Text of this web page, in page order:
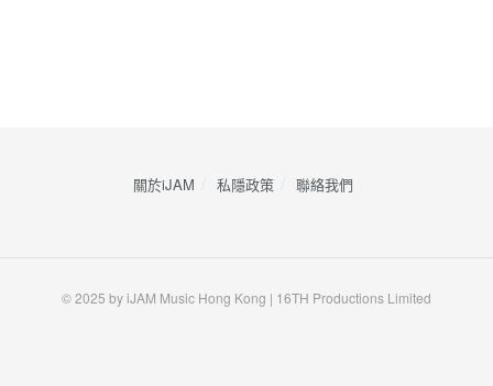
關於iJAM 私隱政策 ​聯絡我們
© 2025 by iJAM Music Hong Kong | 16TH Productions Limited